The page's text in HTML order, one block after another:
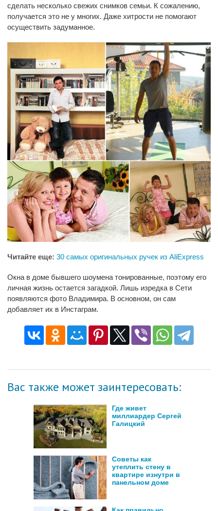
сделать несколько свежих снимков семьи. К сожалению,
получается это не у многих. Даже хитрости не помогают
осуществить задуманное.
Читайте еще: 30 самых оригинальных ручек из AliExpress
Окна в доме бывшего шоумена тонированные, поэтому его
личная жизнь остается загадкой. Лишь изредка в Сети
появляются фото Владимира. В основном, он сам
добавляет их в Инстаграм.
Вас также может заинтересовать:
Где живет
миллиардер Сергей
Галицкий
Советы как
утеплить стену в
квартире изнутри в
панельном доме